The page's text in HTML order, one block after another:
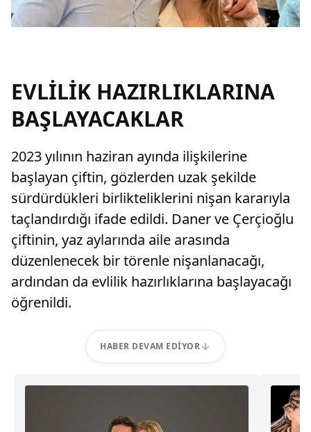
EVLİLİK HAZIRLIKLARINA
BAŞLAYACAKLAR
2023 yılının haziran ayında ilişkilerine
başlayan çiftin, gözlerden uzak şekilde
sürdürdükleri birlikteliklerini nişan kararıyla
taçlandırdığı ifade edildi. Daner ve Çerçioğlu
çiftinin, yaz aylarında aile arasında
düzenlenecek bir törenle nişanlanacağı,
ardından da evlilik hazırlıklarına başlayacağı
öğrenildi.
HABER DEVAM EDIYOR